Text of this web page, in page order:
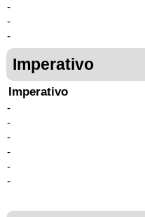
-
-
-
Imperativo
Imperativo
-
-
-
-
-
-